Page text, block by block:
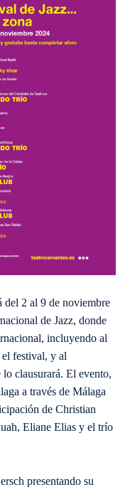
del 2 al 9 de noviembre
de Jazz, donde
incluyendo al
festival, y al
clausurará. El evento,
a través de Málaga
de Christian
Eliane Elias y el trío
presentando su